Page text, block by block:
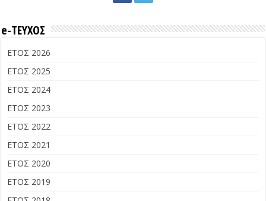
e-ΤΕΥΧΟΣ
ΕΤΟΣ 2026
ΕΤΟΣ 2025
ΕΤΟΣ 2024
ΕΤΟΣ 2023
ΕΤΟΣ 2022
ΕΤΟΣ 2021
ΕΤΟΣ 2020
ΕΤΟΣ 2019